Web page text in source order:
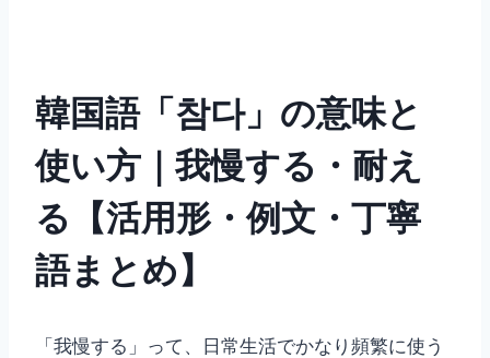
韓国語「참다」の意味と
使い方｜我慢する・耐え
る【活用形・例文・丁寧
語まとめ】
「我慢する」って、日常生活でかなり頻繁に使う